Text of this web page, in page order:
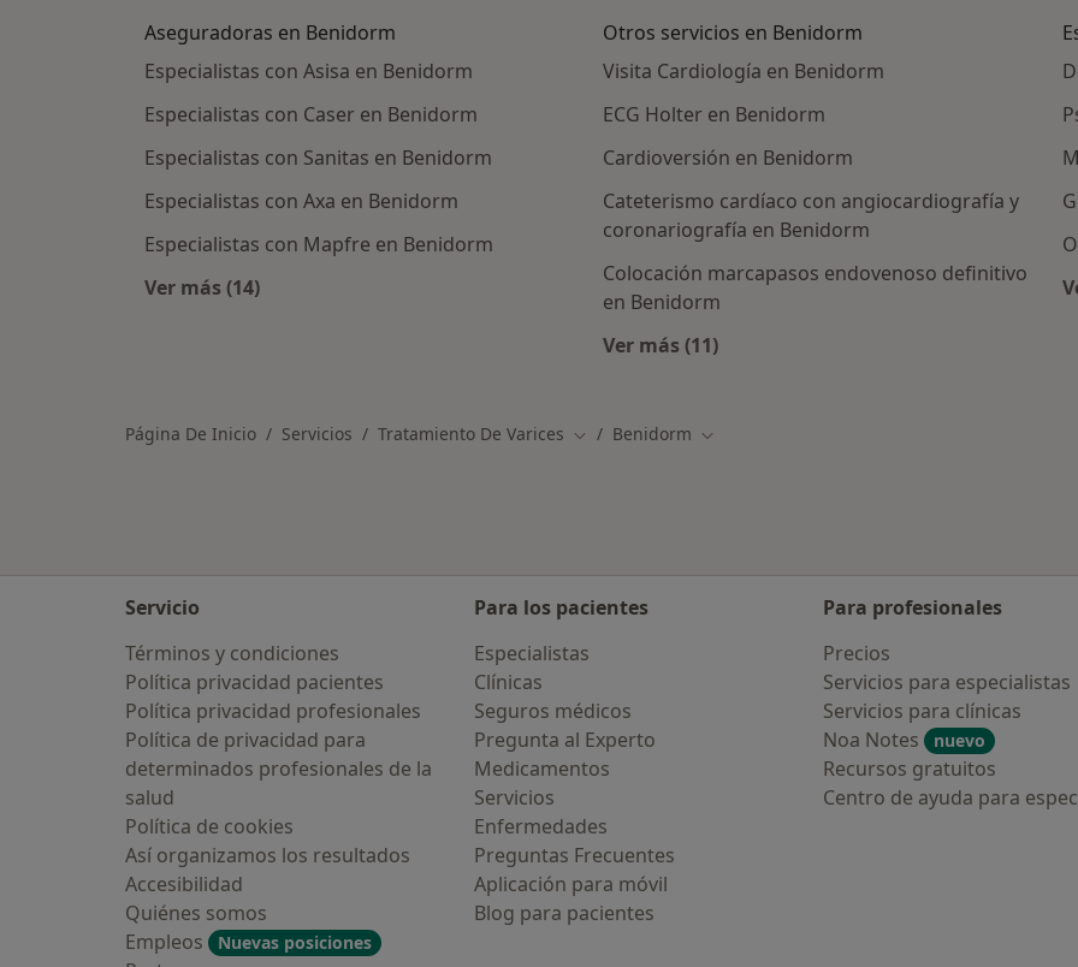
Aseguradoras en Benidorm
Especialistas con Asisa en Benidorm
Especialistas con Caser en Benidorm
Especialistas con Sanitas en Benidorm
Especialistas con Axa en Benidorm
Especialistas con Mapfre en Benidorm
Ver más (14)
Más en esta categoría: Aseguradoras en Benidorm
Otros servicios en Benidorm
Visita Cardiología en Benidorm
ECG Holter en Benidorm
Cardioversión en Benidorm
Cateterismo cardíaco con angiocardiografía y
coronariografía en Benidorm
Colocación marcapasos endovenoso definitivo
en Benidorm
Ver más (11)
Página De Inicio Servicios Tratamiento De Varices Cambiar de ciudad
Benidorm Cambiar de ciudad
Servicio
Términos y condiciones
Política privacidad pacientes
Política privacidad profesionales
Política de privacidad para
determinados profesionales de la
salud
Política de cookies
Así organizamos los resultados
Accesibilidad
Quiénes somos
Empleos
Nuevas posiciones
Para los pacientes
Especialistas
Clínicas
Seguros médicos
Pregunta al Experto
Medicamentos
Servicios
Enfermedades
Preguntas Frecuentes
Aplicación para móvil
Blog para pacientes
Para profesionales
Precios
Servicios para especialistas
Servicios para clínicas
Noa Notes
nuevo
Recursos gratuitos
Centro de ayuda para